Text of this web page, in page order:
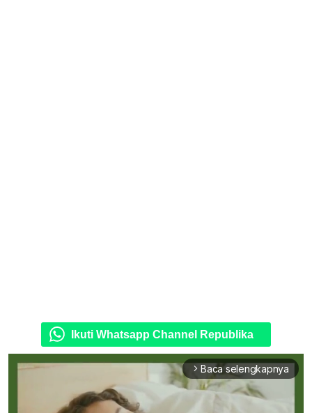
Ikuti Whatsapp Channel Republika
arrow_forward_ios Baca selengkapnya